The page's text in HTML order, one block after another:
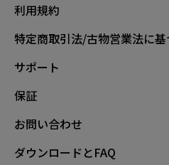
利用規約
特定商取引法/古物営業法に
サポート
保証
お問い合わせ
ダウンロードとFAQ